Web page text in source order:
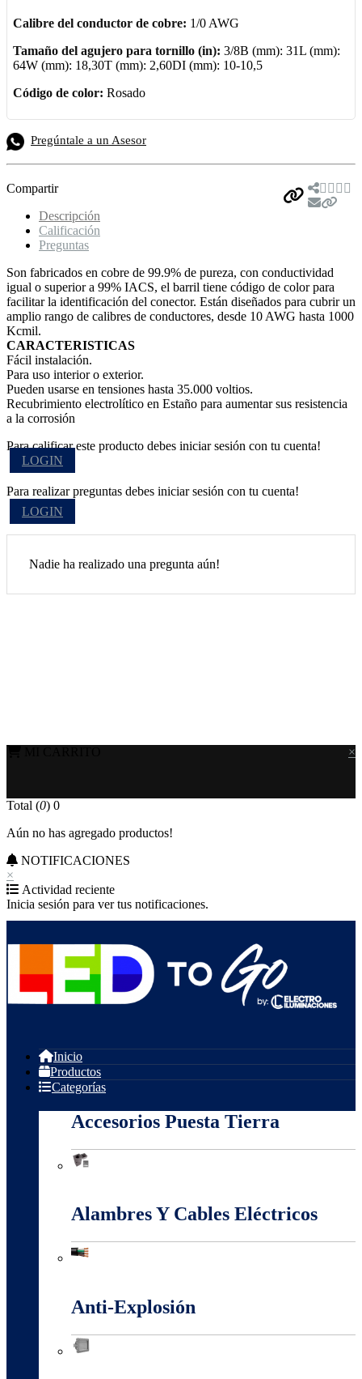
Calibre del conductor de cobre: 1/0 AWG
Tamaño del agujero para tornillo (in): 3/8B (mm): 31L (mm):
64W (mm): 18,30T (mm): 2,60DI (mm): 10-10,5
Código de color: Rosado
Pregúntale a un Asesor
Compartir
Descripción
Calificación
Preguntas
Son fabricados en cobre de 99.9% de pureza, con conductividad
igual o superior a 99% IACS, el barril tiene código de color para
facilitar la identificación del conector. Están diseñados para cubrir un
amplio rango de calibres de conductores, desde 10 AWG hasta 1000
Kcmil.
CARACTERISTICAS
Fácil instalación.
Para uso interior o exterior.
Pueden usarse en tensiones hasta 35.000 voltios.
Recubrimiento electrolítico en Estaño para aumentar sus resistencia
a la corrosión
Para calificar este producto debes iniciar sesión con tu cuenta!
LOGIN
Para realizar preguntas debes iniciar sesión con tu cuenta!
LOGIN
Nadie ha realizado una pregunta aún!
×
Total (0) 0
Aún no has agregado productos!
NOTIFICACIONES
×
Actividad reciente
Inicia sesión para ver tus notificaciones.
Inicio
Productos
Categorías
Accesorios Puesta Tierra
Alambres Y Cables Eléctricos
Anti-Explosión